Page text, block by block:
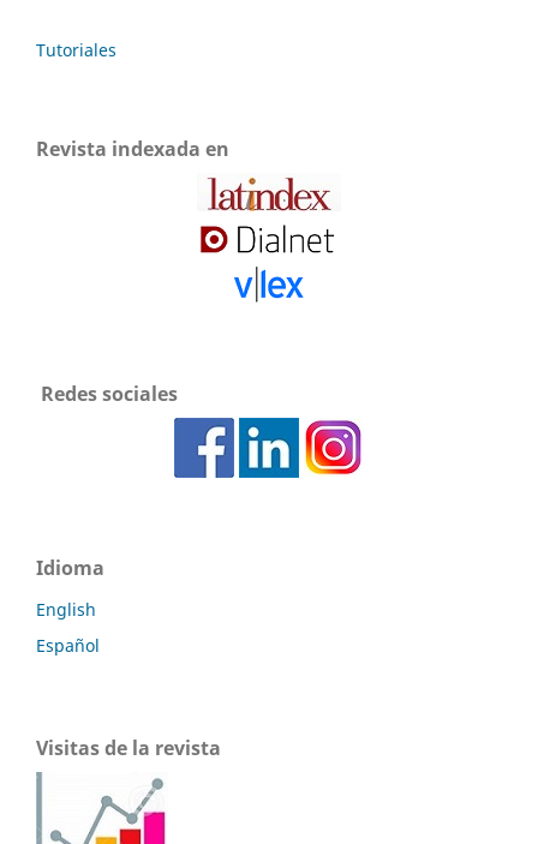
Tutoriales
Revista indexada en
Redes sociales
Idioma
English
Español
Visitas de la revista